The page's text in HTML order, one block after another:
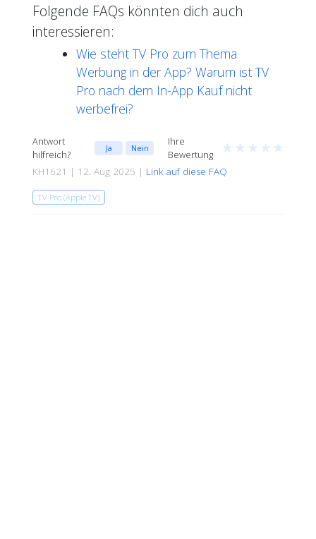
Folgende FAQs könnten dich auch
interessieren:
Wie steht TV Pro zum Thema
Werbung in der App? Warum ist TV
Pro nach dem In-App Kauf nicht
werbefrei?
Antwort
hilfreich?
Ja Nein
Ihre
Bewertung
★ ★ ★ ★ ★
KH1621 | 12. Aug 2025 | Link auf diese FAQ
TV Pro (Apple TV)